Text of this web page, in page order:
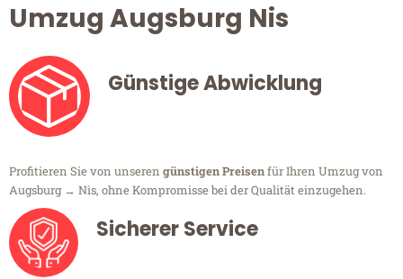
Umzug Augsburg Nis
Günstige Abwicklung
Profitieren Sie von unseren günstigen Preisenfür Ihren Umzug von
Augsburg → Nis, ohne Kompromisse bei der Qualität einzugehen.
Sicherer Service